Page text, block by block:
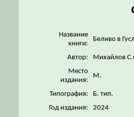
Название
книги:
Беливо в
Автор:
Михайлов
Место
издания:
М.
Типография:
Б. тип.
Год издания:
2024